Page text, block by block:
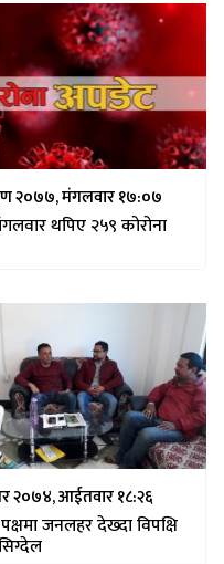
२०७७, मंगलवार १७:०७
थपिए २५९ कोरोना
२०७४, आईतवार १८:२६
जनलहर देख्दा विपक्षि